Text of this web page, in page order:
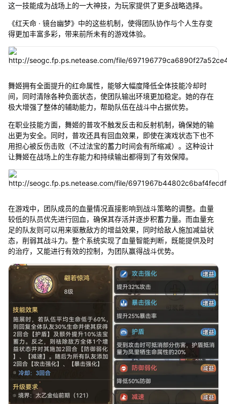
这一技能成为战场上的一大神技，为玩家提供了更多战略选择。
《红天命 · 镜台幽梦》中的这些机制，使得团队协作与个人生存变
得更加丰富多彩，带来前所未有的游戏体验。
舞姬拥有全面提升的红命属性，能够大幅度降低全体技能冷却时
间，同时清除各种负面状态，使团队输出环境更加稳定。她的存在
极大增强了整体的辅助能力，帮助队伍在战斗中占据优势。
在职业技能方面，舞姬的普攻不触发反击和反射机制，确保她的输
出更为安全。同时，普攻还具有回血效果，即使在演戏状态下也不
用担心被反伤击败（不过法宝的蓄力时间会有所缩减）。这种设计
让舞姬在战场上的生存能力和持续输出都得到了有效保障。
在游戏中，团队成员的血量情况直接影响到战斗策略的调整。血量
较低的队员优先进行回血，确保其存活并逐步积蓄力量。而血量充
足的队友则可以用来驱散敌方的增益效果，同时给敌人施加减益状
态，削弱其战斗力。整个系统实现了血量智能判断，既能提供及时
的治疗，又能进行有效的控制，为团队赢得战斗优势。